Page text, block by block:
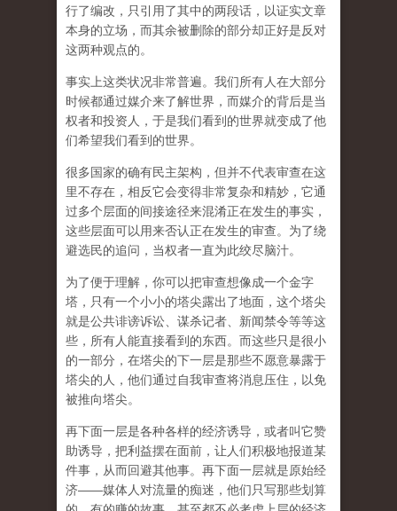
行了编改，只引用了其中的两段话，以证实文章
本身的立场，而其余被删除的部分却正好是反对
这两种观点的。
事实上这类状况非常普遍。我们所有人在大部分
时候都通过媒介来了解世界，而媒介的背后是当
权者和投资人，于是我们看到的世界就变成了他
们希望我们看到的世界。
很多国家的确有民主架构，但并不代表审查在这
里不存在，相反它会变得非常复杂和精妙，它通
过多个层面的间接途径来混淆正在发生的事实，
这些层面可以用来否认正在发生的审查。为了绕
避选民的追问，当权者一直为此绞尽脑汁。
为了便于理解，你可以把审查想像成一个金字
塔，只有一个小小的塔尖露出了地面，这个塔尖
就是公共诽谤诉讼、谋杀记者、新闻禁令等等这
些，所有人能直接看到的东西。而这些只是很小
的一部分，在塔尖的下一层是那些不愿意暴露于
塔尖的人，他们通过自我审查将消息压住，以免
被推向塔尖。
再下面一层是各种各样的经济诱导，或者叫它赞
助诱导，把利益摆在面前，让人们积极地报道某
件事，从而回避其他事。再下面一层就是原始经
济——媒体人对流量的痴迷，他们只写那些划算